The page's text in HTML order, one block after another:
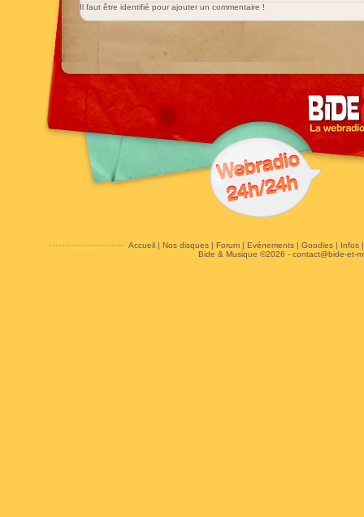
Il faut être identifié pour ajouter un commentaire !
Accueil| Nos disques| Forum| Evénements| Goodies| Infos
Bide & Musique ©2026 - contact@bide-et-